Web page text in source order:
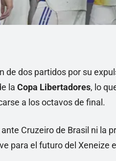
de dos partidos por su
la Copa Libertadores, lo
a los octavos de final.
Cruzeiro de Brasil ni la
para el futuro del Xeneize